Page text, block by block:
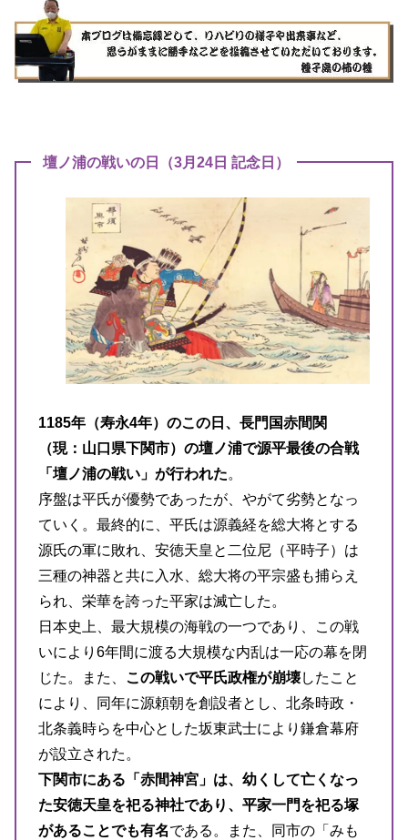
壇ノ浦の戦いの日（3月24日 記念日）
1185年（寿永4年）のこの日、長門国赤間関
（現：山口県下関市）の壇ノ浦で源平最後の合戦
「壇ノ浦の戦い」が行われた。
序盤は平氏が優勢であったが、やがて劣勢となっ
ていく。最終的に、平氏は源義経を総大将とする
源氏の軍に敗れ、安徳天皇と二位尼（平時子）は
三種の神器と共に入水、総大将の平宗盛も捕らえ
られ、栄華を誇った平家は滅亡した。
日本史上、最大規模の海戦の一つであり、この戦
いにより6年間に渡る大規模な内乱は一応の幕を閉
じた。また、 この戦いで平氏政権が崩壊したこと
により、同年に源頼朝を創設者とし、北条時政・
北条義時らを中心とした坂東武士により鎌倉幕府
が設立された。
下関市にある「赤間神宮」は、幼くして亡くなっ
た安徳天皇を祀る神社であり、平家一門を祀る塚
があることでも有名である。また、同市の「みも